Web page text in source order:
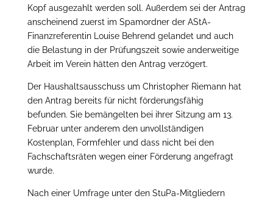
Kopf ausgezahlt werden soll. Außerdem sei der Antrag
anscheinend zuerst im Spamordner der AStA-
Finanzreferentin Louise Behrend gelandet und auch
die Belastung in der Prüfungszeit sowie anderweitige
Arbeit im Verein hätten den Antrag verzögert.
Der Haushaltsausschuss um Christopher Riemann hat
den Antrag bereits für nicht förderungsfähig
befunden. Sie bemängelten bei ihrer Sitzung am 13.
Februar unter anderem den unvollständigen
Kostenplan, Formfehler und dass nicht bei den
Fachschaftsräten wegen einer Förderung angefragt
wurde.
Nach einer Umfrage unter den StuPa-Mitgliedern